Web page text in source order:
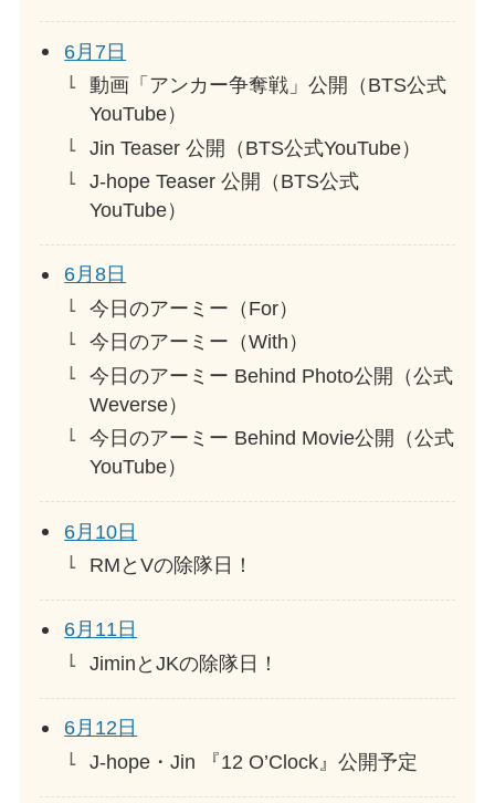
6月7日
動画「アンカー争奪戦」公開（BTS公式
YouTube）
Jin Teaser 公開（BTS公式YouTube）
J-hope Teaser 公開（BTS公式
YouTube）
6月8日
今日のアーミー（For）
今日のアーミー（With）
今日のアーミー Behind Photo公開（公式
Weverse）
今日のアーミー Behind Movie公開（公式
YouTube）
6月10日
RMとVの除隊日！
6月11日
JiminとJKの除隊日！
6月12日
J-hope・Jin 『12 O’Clock』公開予定